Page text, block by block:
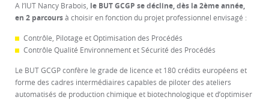
A l’IUT Nancy Brabois, le BUT GCGP se décline, dès la 2ème année,
en 2 parcoursà choisir en fonction du projet professionnel envisagé :
Contrôle, Pilotage et Optimisation des Procédés
Contrôle Qualité Environnement et Sécurité des Procédés
Le BUT GCGP confère le grade de licence et 180 crédits européens et
forme des cadres intermédiaires capables de piloter des ateliers
automatisés de production chimique et biotechnologique et d’optimiser